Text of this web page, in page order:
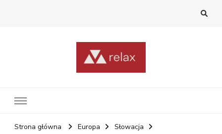
Strona główna Europa
Słowacja